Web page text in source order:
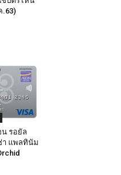
.63)
น รอยัล
า แพลทินัม